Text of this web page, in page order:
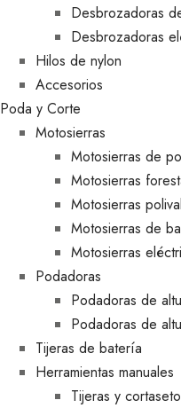
Desbrozadoras
Desbrozadoras
Hilos de nylon
Accesorios
Poda y Corte
Motosierras
Motosierras de
Motosierras
Motosierras
Motosierras de
Motosierras
Podadoras
Podadoras de
Podadoras de
Tijeras de batería
Herramientas manuales
Tijeras y